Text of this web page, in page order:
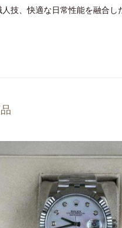
技、快適な日常性能を融合